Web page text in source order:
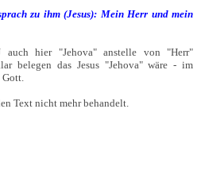
zu ihm (Jesus): Mein Herr und mein
auch hier "Jehova" anstelle von "Herr"
belegen das Jesus "Jehova" wäre - im
Text nicht mehr behandelt.